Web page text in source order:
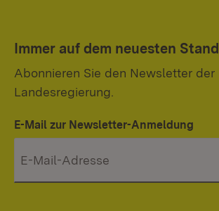
Immer auf dem neuesten Stand
Abonnieren Sie den Newsletter der
Landesregierung.
E-Mail zur Newsletter-Anmeldung